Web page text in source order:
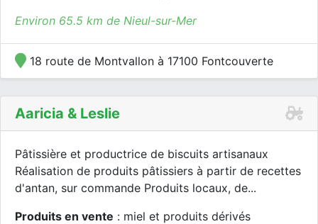
Environ 65.5 km de Nieul-sur-Mer
18 route de Montvallon à 17100 Fontcouverte
Aaricia & Leslie
Pâtissière et productrice de biscuits artisanaux
Réalisation de produits pâtissiers à partir de recettes
d'antan, sur commande Produits locaux, de...
Produits en vente : miel et produits dérivés